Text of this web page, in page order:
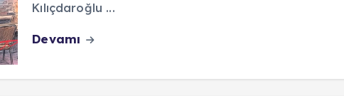
Kılıçdaroğlu ...
Devamı